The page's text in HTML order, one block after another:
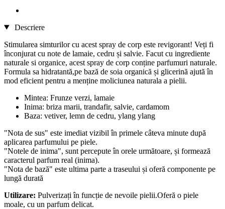
Descriere
Stimularea simturilor cu acest spray de corp este revigorant! Veți fi
înconjurat cu note de lamaie, cedru și salvie. Facut cu ingrediente
naturale si organice, acest spray de corp conține parfumuri naturale.
Formula sa hidratantă,pe bază de soia organică și glicerină ajută în
mod eficient pentru a menține moliciunea naturala a pielii.
Mintea: Frunze verzi, lamaie
Inima: briza marii, trandafir, salvie, cardamom
Baza: vetiver, lemn de cedru, ylang ylang
"Nota de sus" este imediat vizibil în primele câteva minute după
aplicarea parfumului pe piele.
"Notele de inima", sunt percepute în orele următoare, și formează
caracterul parfum real (inima).
"Nota de bază" este ultima parte a traseului și oferă componente pe
lungă durată
Utilizare: Pulverizați în funcție de nevoile pielii.Oferă o piele
moale, cu un parfum delicat.